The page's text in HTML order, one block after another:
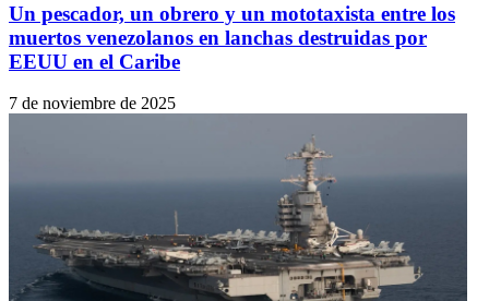
Un pescador, un obrero y un mototaxista entre los
muertos venezolanos en lanchas destruidas por
EEUU en el Caribe
7 de noviembre de 2025